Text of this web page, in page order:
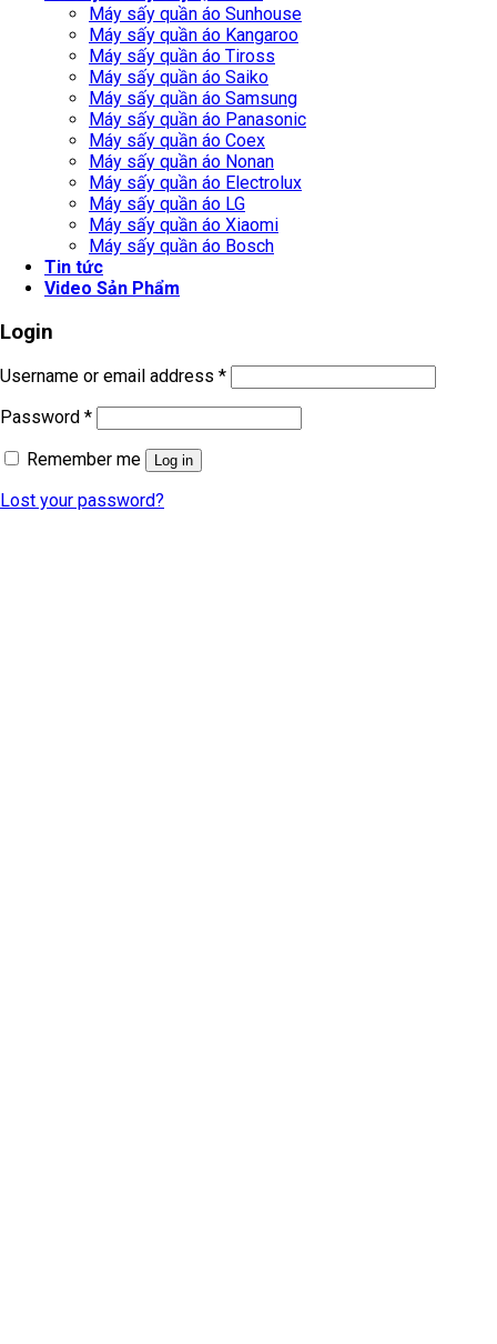
Máy sấy quần áo Sunhouse
Máy sấy quần áo Kangaroo
Máy sấy quần áo Tiross
Máy sấy quần áo Saiko
Máy sấy quần áo Samsung
Máy sấy quần áo Panasonic
Máy sấy quần áo Coex
Máy sấy quần áo Nonan
Máy sấy quần áo Electrolux
Máy sấy quần áo LG
Máy sấy quần áo Xiaomi
Máy sấy quần áo Bosch
Tin tức
Video Sản Phẩm
Login
Username or email address *
Password *
Remember me
Log in
Lost your password?